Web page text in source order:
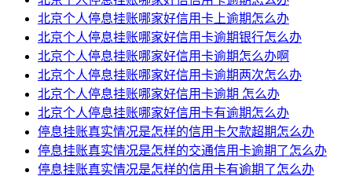
北京个人停息挂账哪家好信用卡上逾期怎么办
北京个人停息挂账哪家好信用卡逾期银行怎么办
北京个人停息挂账哪家好信用卡逾期怎么办啊
北京个人停息挂账哪家好信用卡逾期两次怎么办
北京个人停息挂账哪家好信用卡逾期 怎么办
北京个人停息挂账哪家好信用卡有逾期怎么办
停息挂账真实情况是怎样的信用卡欠款超期怎么办
停息挂账真实情况是怎样的交通信用卡逾期了怎么办
停息挂账真实情况是怎样的信用卡有逾期了怎么办